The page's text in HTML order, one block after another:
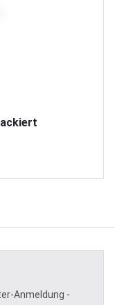
Anmeldung -